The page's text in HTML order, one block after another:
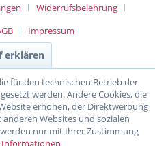
Widerrufsbelehrung
Impressum
erklären
für den technischen Betrieb der
werden. Andere Cookies, die
erhöhen, der Direktwerbung
Websites und sozialen
nur mit Ihrer Zustimmung